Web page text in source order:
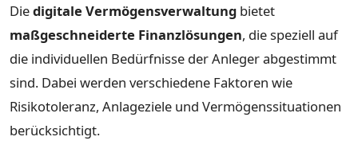
Diedigitale Vermögensverwaltung bietet
maßgeschneiderte Finanzlösungen, die speziell auf
die individuellen Bedürfnisse der Anleger abgestimmt
sind. Dabei werden verschiedene Faktoren wie
Risikotoleranz, Anlageziele und Vermögenssituationen
berücksichtigt.